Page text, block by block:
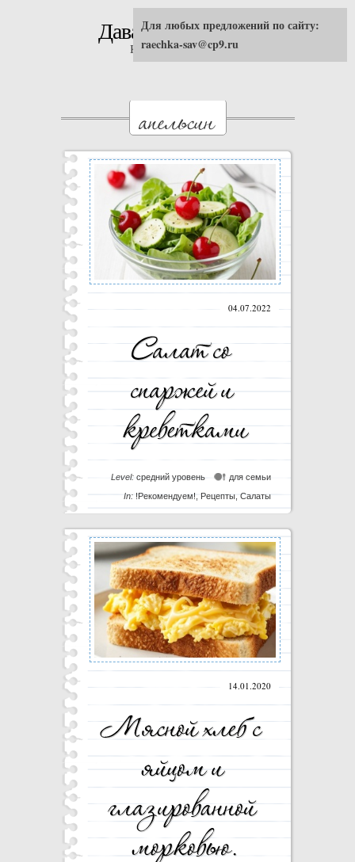
Давай попробуем!
Кулинарные рецепты
04.07.2022
для семьи
Level: средний уровень
In: !Рекомендуем! Рецепты, Салаты
14.01.2020
Для любых предложений по сайту:
raechka-sav@cp9.ru